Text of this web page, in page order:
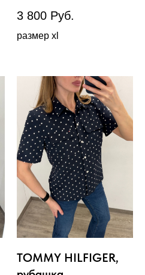
3 800 Руб.
размер xl
TOMMY HILFIGER,